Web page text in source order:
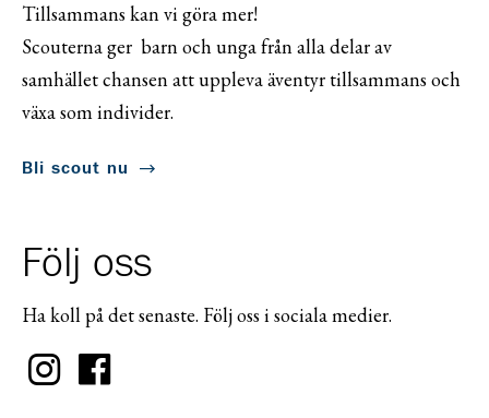
Tillsammans kan vi göra mer!
Scouterna ger barn och unga från alla delar av
samhället chansen att uppleva äventyr tillsammans och
växa som individer.
Bli scout nu
Följ oss
Ha koll på det senaste. Följ oss i sociala medier.